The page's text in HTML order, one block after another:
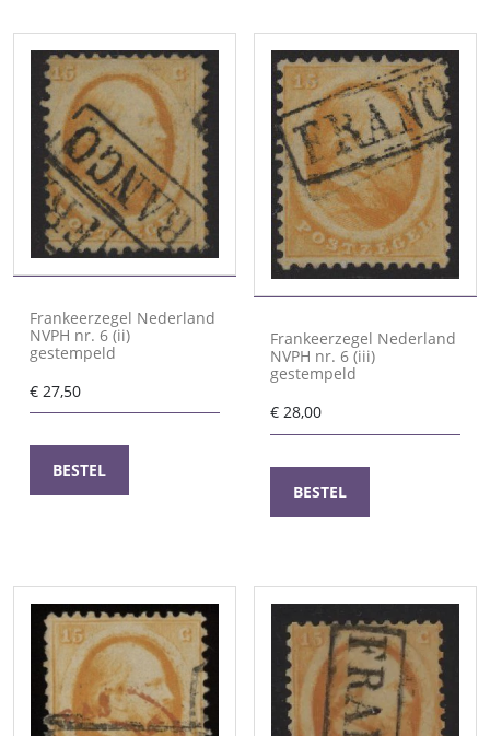
Frankeerzegel Nederland
NVPH nr. 6 (ii)
gestempeld
€ 27,50
BESTEL
Frankeerzegel Nederland
NVPH nr. 6 (iii)
gestempeld
€ 28,00
BESTEL